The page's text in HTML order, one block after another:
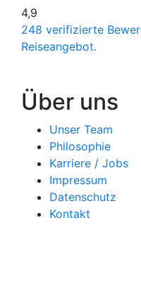
4,9
248 verifizierte
Reiseangebot.
Über uns
Unser Team
Philosophie
Karriere / Jobs
Impressum
Datenschutz
Kontakt